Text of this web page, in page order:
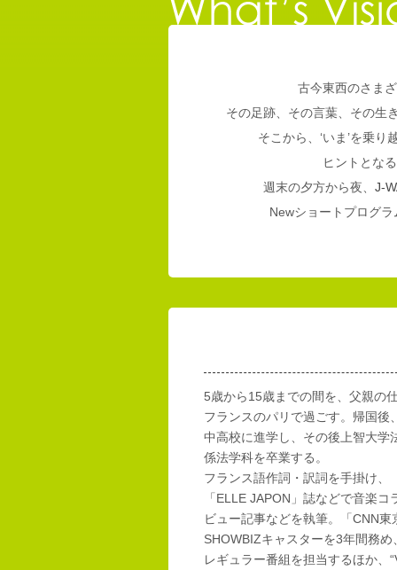
古今東西のさま
その足跡、その言葉、その生
そこから、‘いま’を乗
ヒントとな
週末の夕方から夜、 J-
Newショートプログ
5歳から15歳までの間を、父親の
フランスのパリで過ごす。帰国後
中高校に進学し、その後上智大学
係法学科を卒業する。
フランス語作詞・訳詞を手掛け、
「ELLE JAPON」誌などで音楽コ
ビュー記事などを執筆。「CNN東
SHOWBIZキャスターを3年間務め
レギュラー番組を担当するほか、